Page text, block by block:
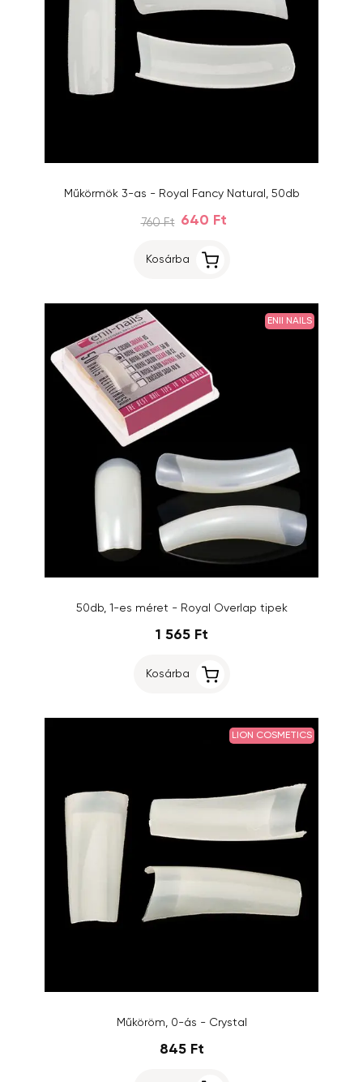
Műkörmök 3-as - Royal Fancy Natural, 50db
760 Ft 640 Ft
Kosárba
ENII NAILS
50db, 1-es méret - Royal Overlap tipek
1 565 Ft
Kosárba
LION COSMETICS
Műköröm, 0-ás - Crystal
845 Ft